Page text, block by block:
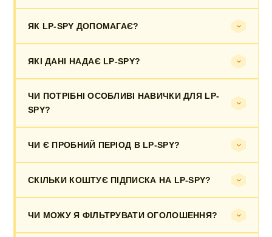
ЯК LP-SPY ДОПОМАГАЄ?
ЯКІ ДАНІ НАДАЄ LP-SPY?
ЧИ ПОТРІБНІ ОСОБЛИВІ НАВИЧКИ ДЛЯ LP-
SPY?
ЧИ Є ПРОБНИЙ ПЕРІОД В LP-SPY?
СКІЛЬКИ КОШТУЄ ПІДПИСКА НА LP-SPY?
ЧИ МОЖУ Я ФІЛЬТРУВАТИ ОГОЛОШЕННЯ?